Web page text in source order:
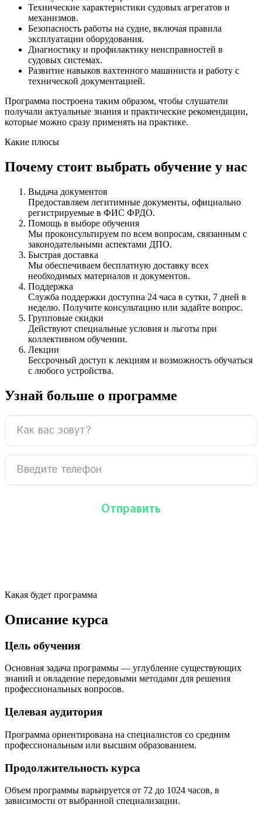
Технические характеристики судовых агрегатов и
механизмов.
Безопасность работы на судне, включая правила
эксплуатации оборудования.
Диагностику и профилактику неисправностей в
судовых системах.
Развитие навыков вахтенного машиниста и работу с
технической документацией.
Программа построена таким образом, чтобы слушатели
получали актуальные знания и практические рекомендации,
которые можно сразу применять на практике.
Какие плюсы
Почему стоит выбрать обучение у нас
Выдача документов
Предоставляем легитимные документы, официально
регистрируемые в ФИС ФРДО.
Помощь в выборе обучения
Мы проконсультируем по всем вопросам, связанным с
законодательными аспектами ДПО.
Быстрая доставка
Мы обеспечиваем бесплатную доставку всех
необходимых материалов и документов.
Поддержка
Служба поддержки доступна 24 часа в сутки, 7 дней в
неделю. Получите консультацию или задайте вопрос.
Групповые скидки
Действуют специальные условия и льготы при
коллективном обучении.
Лекции
Бессрочный доступ к лекциям и возможность обучаться
с любого устройства.
Узнай больше о программе
Какая будет программа
Описание курса
Цель обучения
Основная задача программы — углубление существующих
знаний и овладение передовыми методами для решения
профессиональных вопросов.
Целевая аудитория
Программа ориентирована на специалистов со средним
профессиональным или высшим образованием.
Продолжительность курса
Объем программы варьируется от 72 до 1024 часов, в
зависимости от выбранной специализации.